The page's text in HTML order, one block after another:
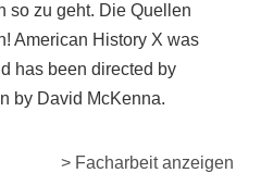
so zu geht. Die Quellen
American History X was
has been directed by
by David McKenna.
> Facharbeit anzeigen